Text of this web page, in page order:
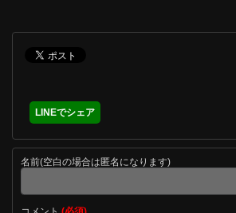
LINEでシェア
名前(空白の場合は匿名になります)